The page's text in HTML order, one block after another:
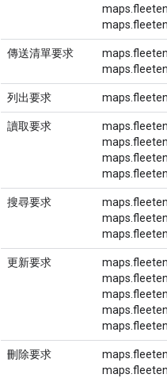
傳送清單要求
列出要求
讀取要求
搜尋要求
更新要求
刪除要求